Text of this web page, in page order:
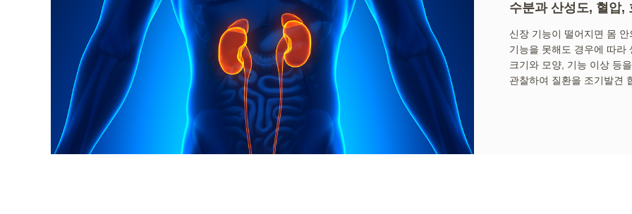
수분과 산성도, 혈압,
신장 기능이 떨어지면 몸
기능을 못해도 경우에 따라
크기와 모양, 기능 이상 등
관찰하여 질환을 조기발견